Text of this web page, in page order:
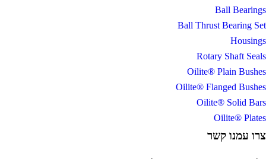
Ball Bearings
Ball Thrust Bearing Set
Housings
Rotary Shaft Seals
Oilite® Plain Bushes
Oilite® Flanged Bushes
Oilite® Solid Bars
Oilite® Plates
צרו עמנו קשר